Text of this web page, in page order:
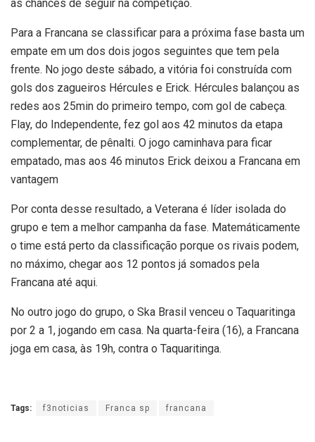
as chances de seguir na competição.
Para a Francana se classificar para a próxima fase basta um
empate em um dos dois jogos seguintes que tem pela
frente. No jogo deste sábado, a vitória foi construída com
gols dos zagueiros Hércules e Erick. Hércules balançou as
redes aos 25min do primeiro tempo, com gol de cabeça.
Flay, do Independente, fez gol aos 42 minutos da etapa
complementar, de pênalti. O jogo caminhava para ficar
empatado, mas aos 46 minutos Erick deixou a Francana em
vantagem
Por conta desse resultado, a Veterana é líder isolada do
grupo e tem a melhor campanha da fase. Matemáticamente
o time está perto da classificação porque os rivais podem,
no máximo, chegar aos 12 pontos já somados pela
Francana até aqui.
No outro jogo do grupo, o Ska Brasil venceu o Taquaritinga
por 2 a 1, jogando em casa. Na quarta-feira (16), a Francana
joga em casa, às 19h, contra o Taquaritinga.
Tags: f3noticias Franca sp francana